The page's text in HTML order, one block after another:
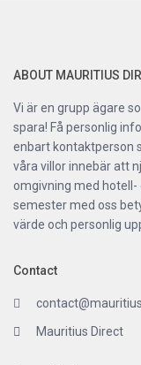
ABOUT MAURITIUS
Vi är en grupp ägare
spara! Få personlig
enbart kontaktperson
våra villor innebär att
omgivning med
semester med oss
värde och personlig
Contact
Mauritius Direct